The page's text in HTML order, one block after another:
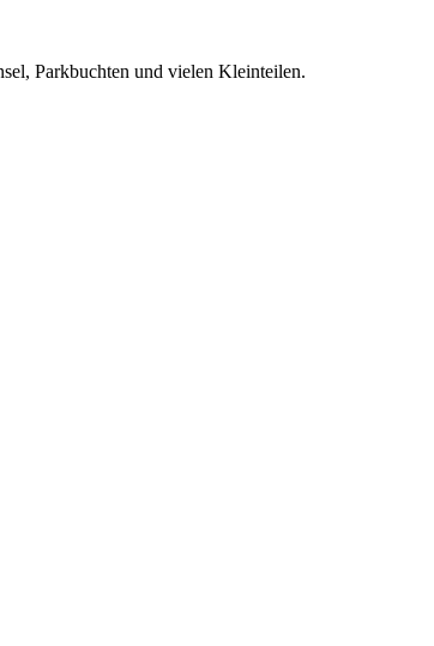
Parkbuchten und vielen Kleinteilen.